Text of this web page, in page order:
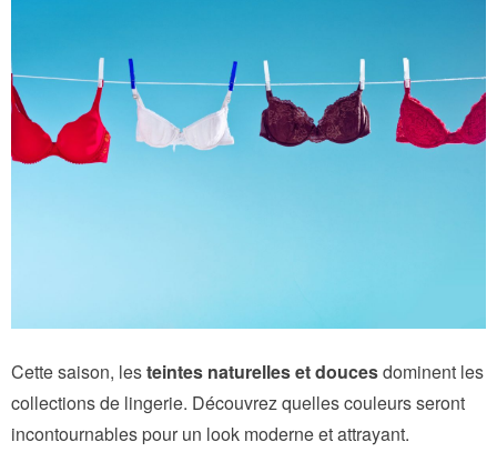
Cette saison, lesteintes naturelles et doucesdominent les
collections de lingerie. Découvrez quelles couleurs seront
incontournables pour un look moderne et attrayant.